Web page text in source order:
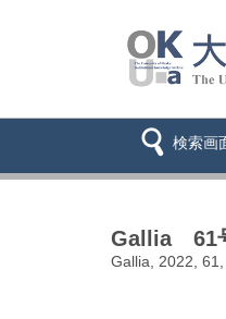
検索画
Gallia 61
Gallia, 2022,